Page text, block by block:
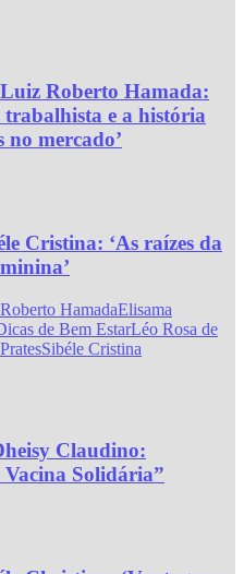
Roberto Hamada:
trabalhista e a história
no mercado’
Cristina: ‘As raízes da
HamadaElisama
de Bem EstarLéo Rosa de
Sibéle Cristina
Claudino:
Solidária”